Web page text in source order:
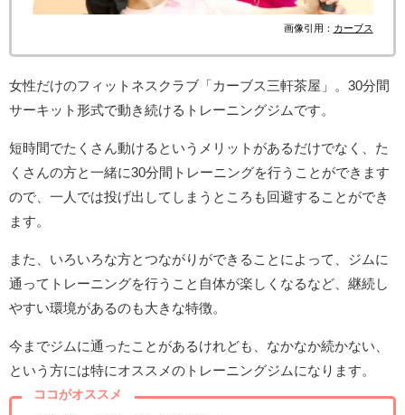
画像引用： カーブス
女性だけのフィットネスクラブ「カーブス三軒茶屋」。30分間
サーキット形式で動き続けるトレーニングジムです。
短時間でたくさん動けるというメリットがあるだけでなく、た
くさんの方と一緒に30分間トレーニングを行うことができます
ので、一人では投げ出してしまうところも回避することができ
ます。
また、いろいろな方とつながりができることによって、ジムに
通ってトレーニングを行うこと自体が楽しくなるなど、継続し
やすい環境があるのも大きな特徴。
今までジムに通ったことがあるけれども、なかなか続かない、
という方には特にオススメのトレーニングジムになります。
ココがオススメ